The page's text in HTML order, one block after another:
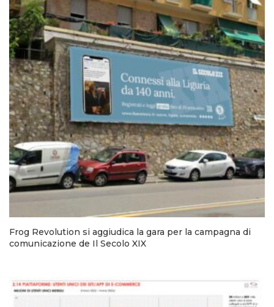
Frog Revolution si aggiudica la gara per la campagna di
comunicazione de Il Secolo XIX